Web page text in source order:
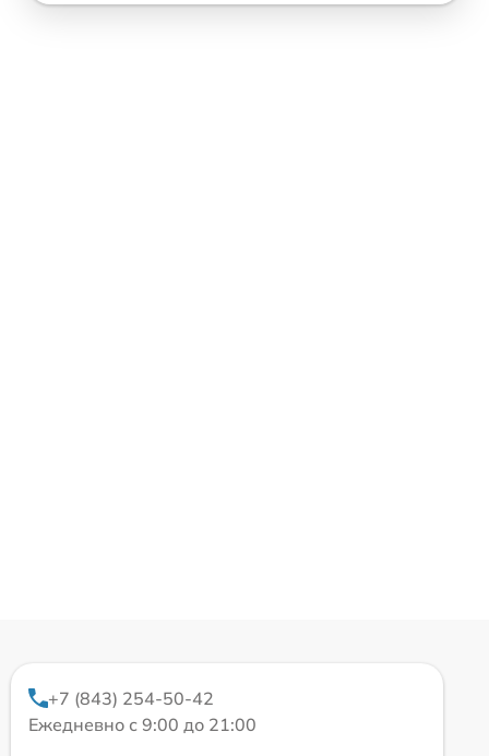
+7 (843) 254-50-42
Ежедневно с 9:00 до 21:00